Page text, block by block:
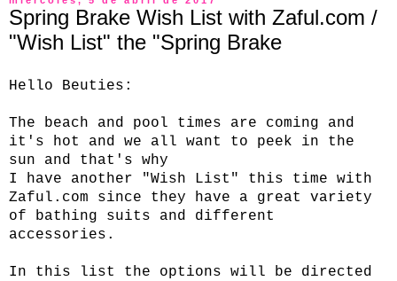
Spring Brake Wish List with Zaful.com /
"Wish List" the "Spring Brake
Hello Beuties:
The beach and pool times are coming and
it's hot and we all want to peek in the
sun and that's why
I have another "Wish List" this time with
Zaful.com since they have a great variety
of bathing suits and different
accessories.
In this list the options will be directed